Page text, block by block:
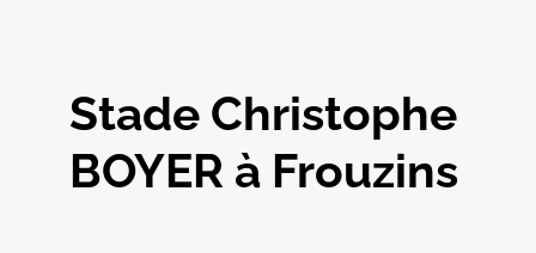
Stade Christophe
BOYER à Frouzins